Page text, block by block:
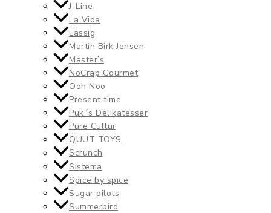
J-Line
La Vida
Lässig
Martin Birk Jensen
Master’s
NoCrap Gourmet
Ooh Noo
Present time
Puk´s Delikatesser
Pure Cultur
QUUT TOYS
Scrunch
Sistema
Spice by spice
Sugar pilots
Summerbird